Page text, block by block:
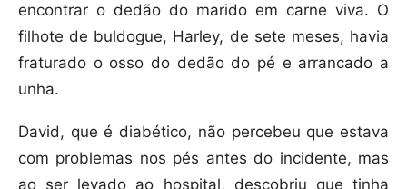
encontrar o dedão do marido em carne viva. O
filhote de buldogue, Harley, de sete meses, havia
fraturado o osso do dedão do pé e arrancado a
unha.
David, que é diabético, não percebeu que estava
com problemas nos pés antes do incidente, mas
ao ser levado ao hospital, descobriu que tinha